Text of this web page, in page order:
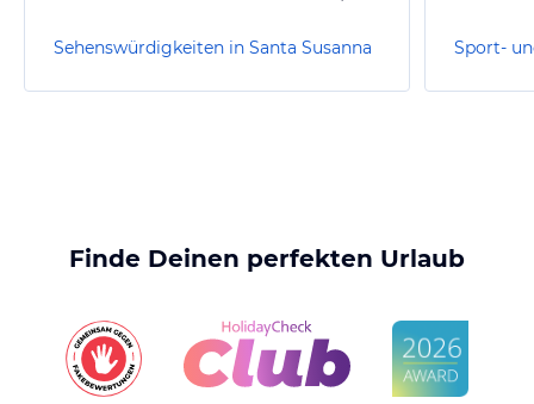
Sehenswürdigkeiten in Santa Susanna
Finde Deinen perfekten Urlaub